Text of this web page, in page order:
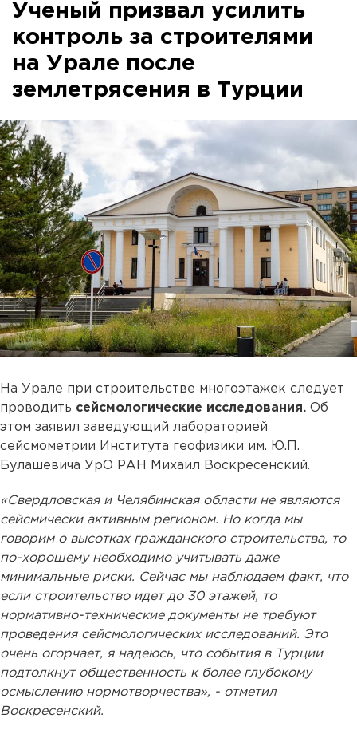
Ученый призвал усилить
контроль за строителями
на Урале после
землетрясения в Турции
На Урале при строительстве многоэтажек следует
проводить сейсмологические исследования. Об
этом заявил заведующий лабораторией
сейсмометрии Института геофизики им. Ю.П.
Булашевича УрО РАН Михаил Воскресенский.
«Свердловская и Челябинская области не являются
сейсмически активным регионом. Но когда мы
говорим о высотках гражданского строительства, то
по-хорошему необходимо учитывать даже
минимальные риски. Сейчас мы наблюдаем факт, что
если строительство идет до 30 этажей, то
нормативно-технические документы не требуют
проведения сейсмологических исследований. Это
очень огорчает, я надеюсь, что события в Турции
подтолкнут общественность к более глубокому
осмыслению нормотворчества», - отметил
Воскресенский.